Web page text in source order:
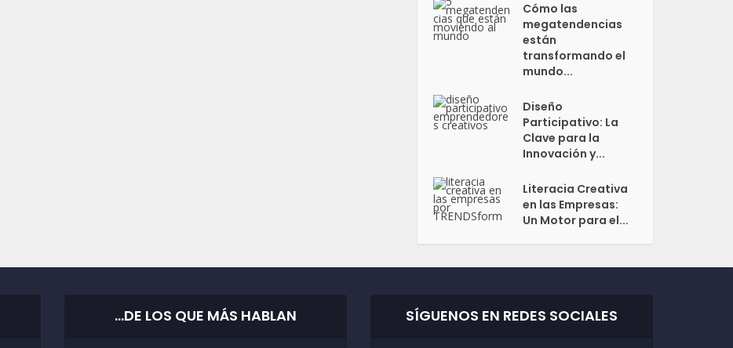
Cómo las
megatendencias
están
transformando el
mundo...
Diseño
Participativo: La
Clave para la
Innovación y...
Literacia Creativa
en las Empresas:
Un Motor para el...
…DE LOS QUE MÁS HABLAN SÍGUENOS EN REDES SOCIALES